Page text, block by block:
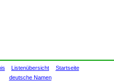
Listenübersicht
Startseite
deutsche Namen